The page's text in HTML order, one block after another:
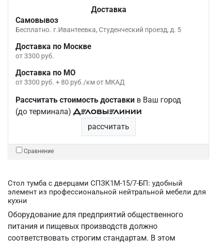
Доставка
Самовывоз
Бесплатно. г.Ивантеевка, Студенческий проезд, д. 5
Доставка по Москве
от 3300 руб.
Доставка по МО
от 3300 руб. + 80 руб./км от МКАД
Рассчитать стоимость доставки в Ваш город
(до терминала)
рассчитать
Сравнение
Стол тумба с дверцами СПЗК1М-15/7-БП: удобный
элемент из профессиональной нейтральной мебели для
кухни
Оборудование для предприятий общественного
питания и пищевых производств должно
соответствовать строгим стандартам. В этом